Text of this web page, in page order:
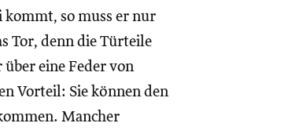
kommt, so muss er nur
Tor, denn die Türteile
eine Feder von
Vorteil: Sie können den
Mancher